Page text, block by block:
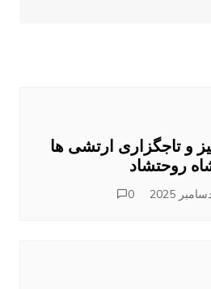
و تاجگزاری ارتشی ها
روحتشاد
0